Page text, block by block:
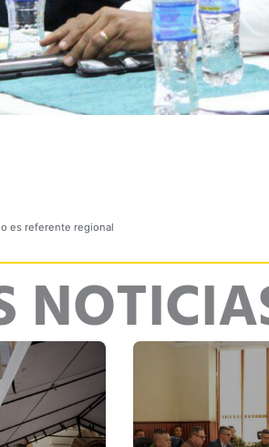
es referente regional